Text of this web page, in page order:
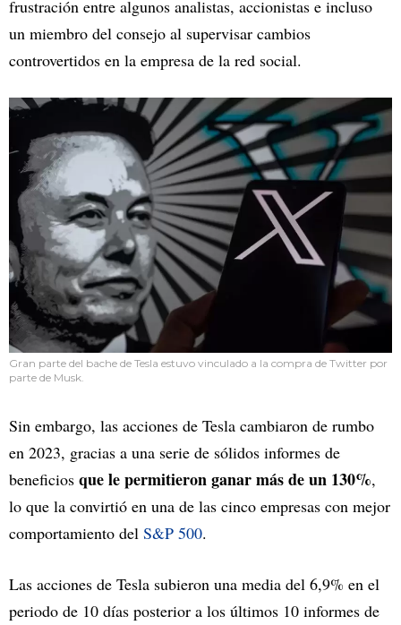
frustración entre algunos analistas, accionistas e incluso
un miembro del consejo al supervisar cambios
controvertidos en la empresa de la red social.
Gran parte del bache de Tesla estuvo vinculado a la compra de Twitter por
parte de Musk.
Sin embargo, las acciones de Tesla cambiaron de rumbo
en 2023, gracias a una serie de sólidos informes de
beneficios que le permitieron ganar más de un 130%,
lo que la convirtió en una de las cinco empresas con mejor
comportamiento del S&P 500.
Las acciones de Tesla subieron una media del 6,9% en el
periodo de 10 días posterior a los últimos 10 informes de